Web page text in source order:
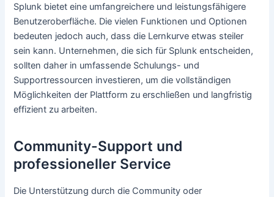
Splunk bietet eine umfangreichere und leistungsfähigere
Benutzeroberfläche. Die vielen Funktionen und Optionen
bedeuten jedoch auch, dass die Lernkurve etwas steiler
sein kann. Unternehmen, die sich für Splunk entscheiden,
sollten daher in umfassende Schulungs- und
Supportressourcen investieren, um die vollständigen
Möglichkeiten der Plattform zu erschließen und langfristig
effizient zu arbeiten.
Community-Support und
professioneller Service
Die Unterstützung durch die Community oder